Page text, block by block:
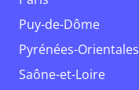
Puy-de-Dôme
Pyrénées-Orientales
Saône-et-Loire